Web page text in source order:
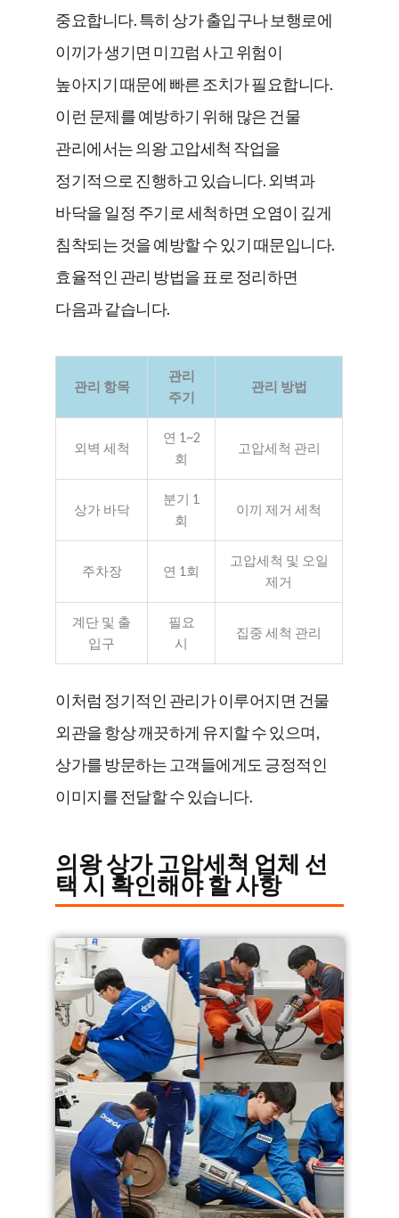
중요합니다. 특히 상가 출입구나 보행로에
이끼가 생기면 미끄럼 사고 위험이
높아지기 때문에 빠른 조치가 필요합니다.
이런 문제를 예방하기 위해 많은 건물
관리에서는 의왕 고압세척 작업을
정기적으로 진행하고 있습니다. 외벽과
바닥을 일정 주기로 세척하면 오염이 깊게
침착되는 것을 예방할 수 있기 때문입니다.
효율적인 관리 방법을 표로 정리하면
다음과 같습니다.
관리 항목
관리
주기
관리 방법
외벽 세척
연 1~2
회
고압세척 관리
상가 바닥
분기 1
회
이끼 제거 세척
주차장 연 1회
고압세척 및 오일
제거
계단 및 출
입구
필요
시
집중 세척 관리
이처럼 정기적인 관리가 이루어지면 건물
외관을 항상 깨끗하게 유지할 수 있으며,
상가를 방문하는 고객들에게도 긍정적인
이미지를 전달할 수 있습니다.
의왕 상가 고압세척 업체 선
택 시 확인해야 할 사항